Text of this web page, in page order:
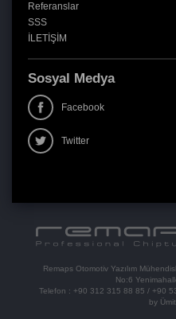
Referanslar
SSS
İLETİŞİM
Sosyal Medya
Facebook
Twitter
Remaps Otomotiv Yazılım
No:6
Telefon : +90 312 315 88 85 / +90
by